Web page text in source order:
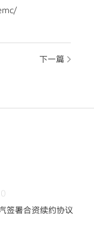
下一篇
签署合资续约协议